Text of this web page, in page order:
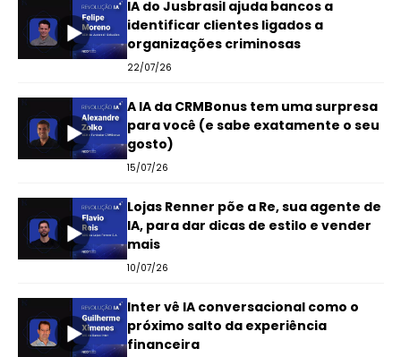
IA do Jusbrasil ajuda bancos a
identificar clientes ligados a
organizações criminosas
22/07/26
A IA da CRMBonus tem uma surpresa
para você (e sabe exatamente o seu
gosto)
15/07/26
Lojas Renner põe a Re, sua agente de
IA, para dar dicas de estilo e vender
mais
10/07/26
Inter vê IA conversacional como o
próximo salto da experiência
financeira